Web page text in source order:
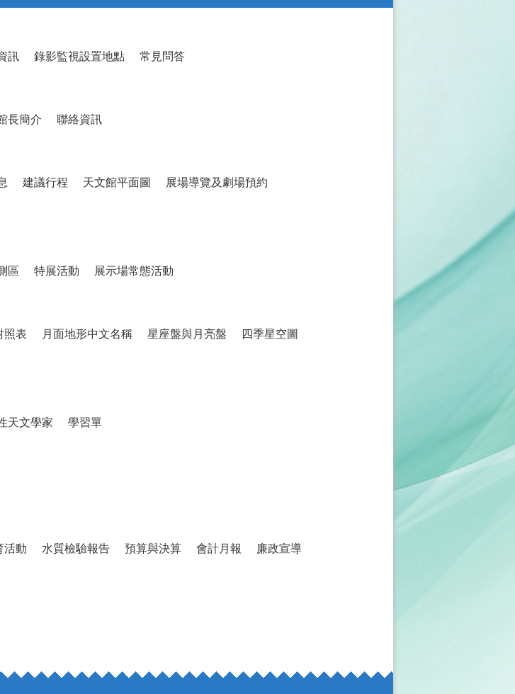
訊 錄影監視設置地點 常見問答
長簡介 聯絡資訊
建議行程 天文館平面圖 展場導覽及劇場預約
區 特展活動 展示場常態活動
照表 月面地形中文名稱 星座盤與月亮盤 四季星空圖
天文學家 學習單
活動 水質檢驗報告 預算與決算 會計月報 廉政宣導